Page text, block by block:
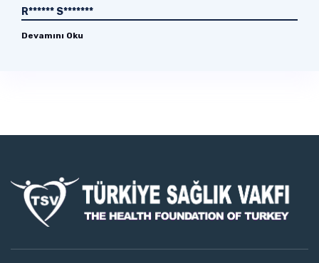
R****** S*******
Devamını Oku